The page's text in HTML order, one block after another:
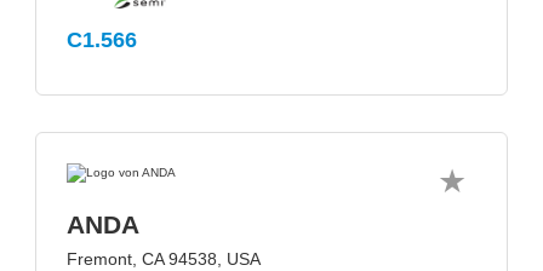
C1.566
ANDA
Fremont, CA 94538, USA